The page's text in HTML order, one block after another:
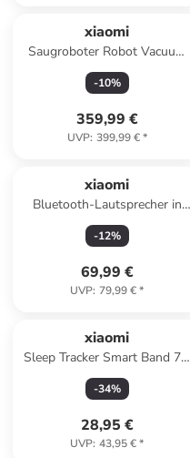
xiaomi
Saugroboter Robot Vacuum
X20+ in weiß
-10%
359,99 €
UVP: 399,99 €*
xiaomi
Bluetooth-Lautsprecher in
Weiß
-12%
69,99 €
UVP: 79,99 €*
xiaomi
Sleep Tracker Smart Band 7 -
Schlaf-, Herz &
Pulsüberwachung in Grün
-34%
28,95 €
UVP: 43,95 €*